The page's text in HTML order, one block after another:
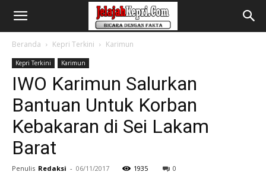
Beranda Kepri Terkini Karimun
Kepri Terkini Karimun
IWO Karimun Salurkan
Bantuan Untuk Korban
Kebakaran di Sei Lakam
Barat
Penulis Redaksi - 06/11/2017 1935 0